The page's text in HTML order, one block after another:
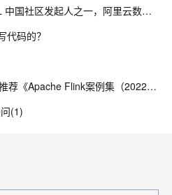
【大咖问答】对话PostgreSQL 中国社区发起人之一，阿里云数据库高级专家 德哥
代码的？
【藏经阁一起读（27）】本周推荐《Apache Flink案例集（2022版）》，你有哪些心得？
(1)